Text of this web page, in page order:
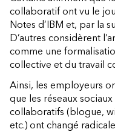
collaboratif ont vu le
Notes d’IBM et, par la
D’autres considèrent
comme une
collective et du travail
Ainsi, les employeurs
que les réseaux
collaboratifs (blogue,
etc.) ont changé